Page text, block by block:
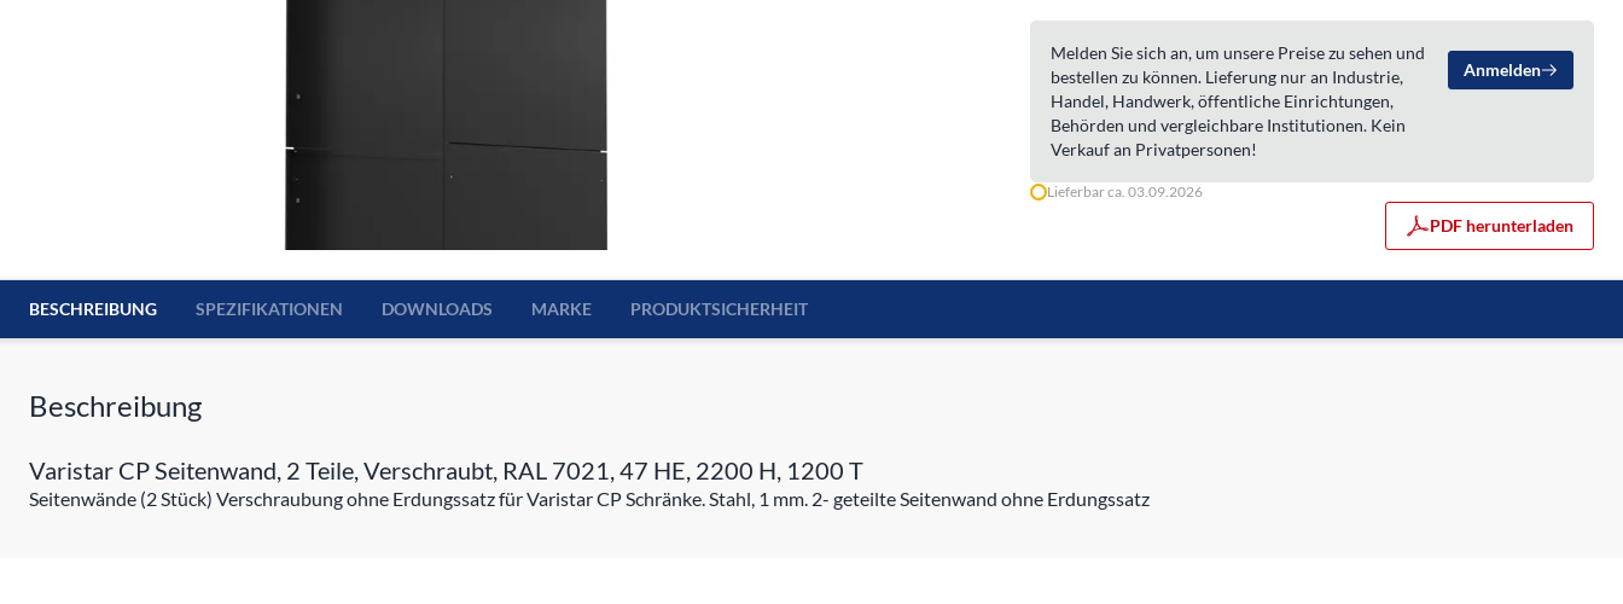
Melden Sie sich an, um unsere Preise zu sehen und
bestellen zu können. Lieferung nur an Industrie,
Handel, Handwerk, öffentliche Einrichtungen,
Behörden und vergleichbare Institutionen. Kein
Verkauf an Privatpersonen!
Anmelden
Lieferbar ca. 03.09.2026
PDF herunterladen
BESCHREIBUNG SPEZIFIKATIONEN DOWNLOADS MARKE PRODUKTSICHERHEIT
Beschreibung
Varistar CP Seitenwand, 2 Teile, Verschraubt, RAL 7021, 47 HE, 2200 H, 1200 T
Seitenwände (2 Stück) Verschraubung ohne Erdungssatz für Varistar CP Schränke. Stahl, 1 mm. 2- geteilte Seitenwand ohne Erdungssatz